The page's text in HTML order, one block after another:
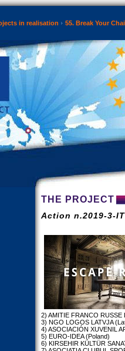
in realisation 55. Break Your
THE PROJECT
Action n.2019-3-
2) AMITIE FRANCO
3) NGO LOGOS LATVJA
4) ASOCIACIÓN XUVENIL
5) EURO-IDEA (Poland)
6) KIRSEHIR KÜLTÜR